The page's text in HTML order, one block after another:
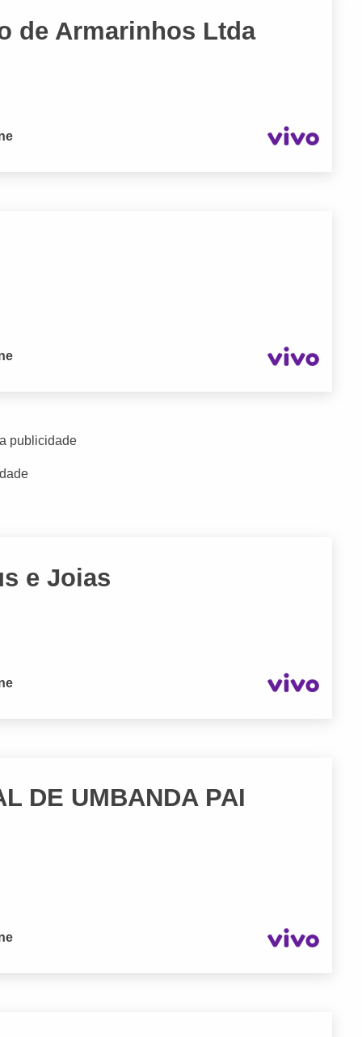
de Armarinhos Ltda
publicidade
e Joias
DE UMBANDA PAI